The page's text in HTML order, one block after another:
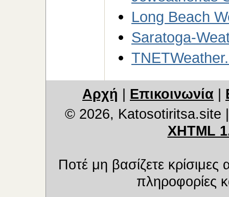
Long Beach
Saratoga-
Αρχή Επικοινωνία
© 2026, Katosotiritsa.site
XHTML
Ποτέ μη βασίζετε
πληροφορίες